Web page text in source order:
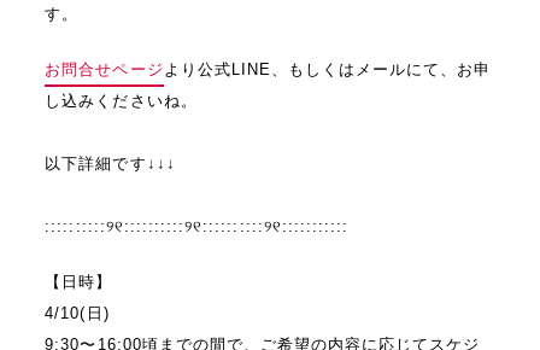
す。
お問合せページ より公式LINE、もしくはメールにて、お申
し込みくださいね。
以下詳細です↓↓↓
::::::::::୨୧::::::::::୨୧::::::::::୨୧:::::::::::
【日時】
4/10(日)
9:30〜16:00頃までの間で、ご希望の内容に応じてスケジ